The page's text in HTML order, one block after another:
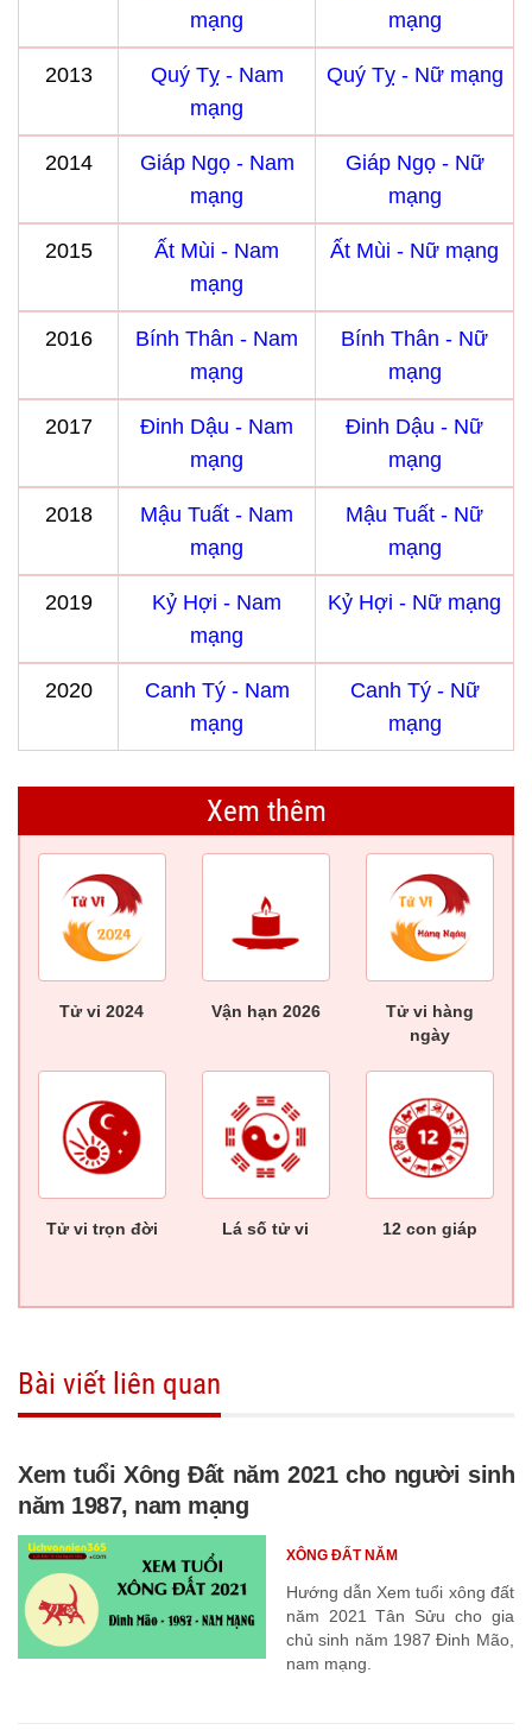
mạng
mạng
2013
Quý Tỵ - Nam
mạng
Quý Tỵ - Nữ mạng
2014
Giáp Ngọ - Nam
mạng
Giáp Ngọ - Nữ
mạng
2015
Ất Mùi - Nam
mạng
Ất Mùi - Nữ mạng
2016
Bính Thân - Nam
mạng
Bính Thân - Nữ
mạng
2017
Đinh Dậu - Nam
mạng
Đinh Dậu - Nữ
mạng
2018
Mậu Tuất - Nam
mạng
Mậu Tuất - Nữ
mạng
2019
Kỷ Hợi - Nam
mạng
Kỷ Hợi - Nữ mạng
2020
Canh Tý - Nam
mạng
Canh Tý - Nữ
mạng
Xem thêm
Tử vi 2024 Vận hạn 2026
Tử vi hàng
ngày
Tử vi trọn đời Lá số tử vi 12 con giáp
Bài viết liên quan
Xem tuổi Xông Đất năm 2021 cho người sinh
năm 1987, nam mạng
Hướng dẫn Xem tuổi xông đất
năm 2021 Tân Sửu cho gia
chủ sinh năm 1987 Đinh Mão,
nam mạng.
XÔNG ĐẤT NĂM